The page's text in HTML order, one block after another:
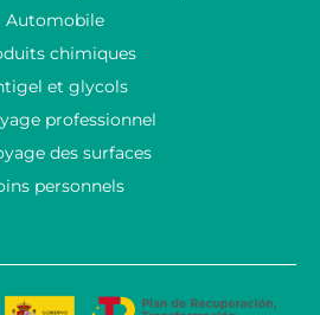
Automobile
chimiques
et glycols
professionnel
des surfaces
personnels